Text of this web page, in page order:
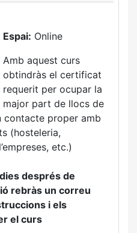
Espai: Online
Amb aquest curs
obtindràs el certificat
requerit per ocupar la
major part de llocs de
contacte proper amb
(hosteleria,
etc.)
després de
rebràs un correu
i els
el curs